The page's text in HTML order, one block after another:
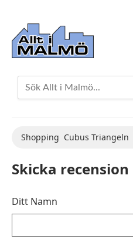
Shopping Cubus Triangeln
Skicka recension
Ditt Namn